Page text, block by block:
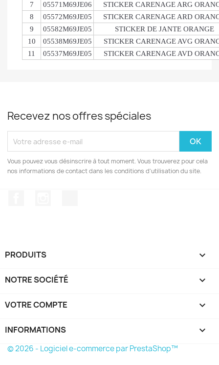
7
05571M69JE06
STICKER CARENAGE ARG
8
05572M69JE05
STICKER CARENAGE ARD
9
05582M69JE05
STICKER DE JANTE ORANGE
10
05538M69JE05
STICKER CARENAGE AVG
11
05537M69JE05 STICKER CARENAGE AVD
Recevez nos offres spéciales
Vous pouvez vous désinscrire à tout moment. Vous trouverez pour cela
nos informations de contact dans les conditions d'utilisation du site.
PRODUITS 
NOTRE SOCIÉTÉ 
VOTRE COMPTE 
INFORMATIONS keyboard_arrow_down
© 2026 - Logiciel e-commerce par PrestaShop™